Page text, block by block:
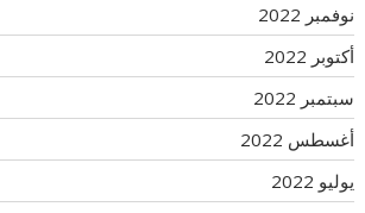
نوفمبر 2022
أكتوبر 2022
سبتمبر 2022
أغسطس 2022
يوليو 2022